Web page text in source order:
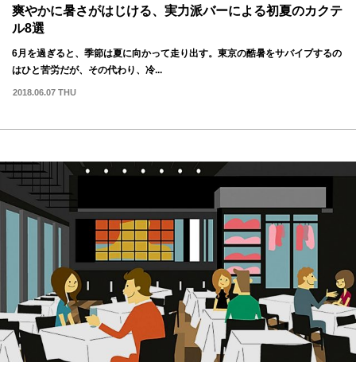
爽やかに暑さがはじける、実力派バーによる初夏のカクテ
ル8選
6月を過ぎると、季節は夏に向かって走り出す。東京の酷暑をサバイブするの
はひと苦労だが、その代わり、冷...
2018.06.07 THU